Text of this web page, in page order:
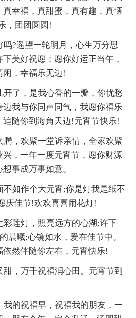
真幸福，真甜蜜，真有趣，真惬
，团团圆圆!
吗?遥望一轮明月，心生万分思
美好祝愿：愿你好运正当午，
闲，幸福乐无边!
开了，是我心香的一瓣，你忧愁
边我与你同声同气，我愿你福乐
追随你到海角天边!元宵节快乐!
腾，欢聚一堂诉亲情，全家欢聚
兴，一年一度元宵节，愿你财源
事成万事如意。
不如作个大元宵;你是灯我是纸不
庆佳节!欢欢喜喜闹花灯!
彩莲灯，照亮远方的心湖;许下
晨曦;心镜如水，爱在佳节中。
依然伴随你左右，元宵快乐!
甜，万千祝福润心田。元宵节到
我的祝福早，祝福我的朋友，一